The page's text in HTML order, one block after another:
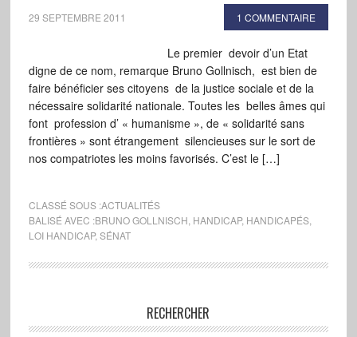
29 SEPTEMBRE 2011 1 COMMENTAIRE
Le premier devoir d’un Etat
digne de ce nom, remarque Bruno Gollnisch, est bien de
faire bénéficier ses citoyens de la justice sociale et de la
nécessaire solidarité nationale. Toutes les belles âmes qui
font profession d’ « humanisme », de « solidarité sans
frontières » sont étrangement silencieuses sur le sort de
nos compatriotes les moins favorisés. C’est le […]
CLASSÉ SOUS :ACTUALITÉS
BALISÉ AVEC :BRUNO GOLLNISCH HANDICAP, HANDICAPÉS,
LOI HANDICAP, SÉNAT
RECHERCHER